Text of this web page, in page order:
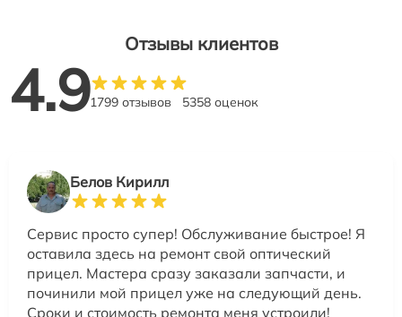
Отзывы клиентов
4.91799 отзывов 5358 оценок
Белов Кирилл
Сервис просто супер! Обслуживание быстрое! Я
оставила здесь на ремонт свой оптический
прицел. Мастера сразу заказали запчасти, и
починили мой прицел уже на следующий день.
Сроки и стоимость ремонта меня устроили!